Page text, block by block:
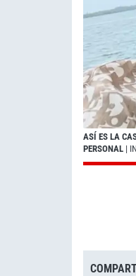
ASÍ ES LA
PERSONAL |